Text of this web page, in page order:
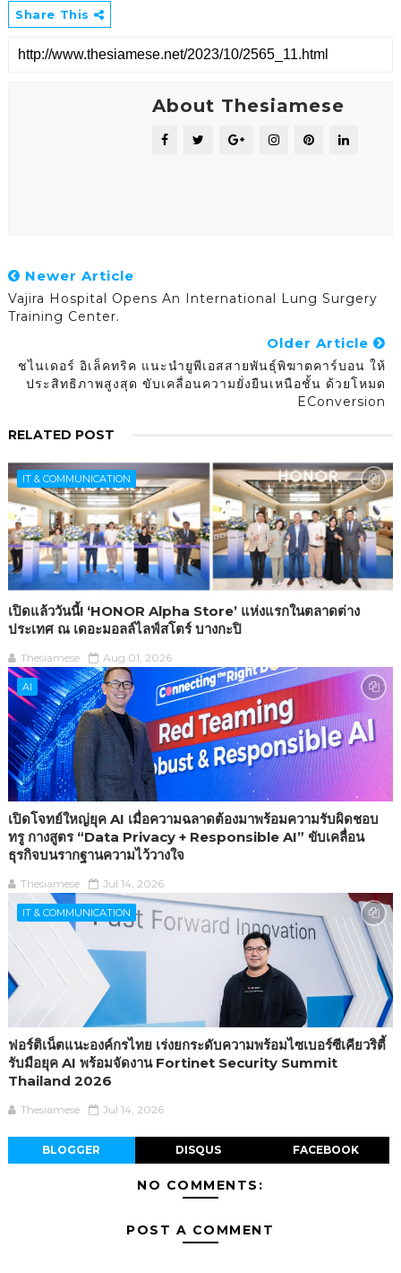
Share This
About Thesiamese
Newer Article
Vajira Hospital Opens An International Lung Surgery
Training Center.
Older Article
ชไนเดอร์ อิเล็คทริค แนะนำยูพีเอสสายพันธุ์พิฆาตคาร์บอน ให้
ประสิทธิภาพสูงสุด ขับเคลื่อนความยั่งยืนเหนือชั้น ด้วยโหมด
EConversion
RELATED POST
IT & COMMUNICATION
เปิดแล้ววันนี้! ‘HONOR Alpha Store’ แห่งแรกในตลาดต่าง
ประเทศ ณ เดอะมอลล์ไลฟ์สโตร์ บางกะปิ
Thesiamese Aug 01, 2026
AI
เปิดโจทย์ใหญ่ยุค AI เมื่อความฉลาดต้องมาพร้อมความรับผิดชอบ
ทรู กางสูตร “Data Privacy + Responsible AI” ขับเคลื่อน
ธุรกิจบนรากฐานความไว้วางใจ
Thesiamese Jul 14, 2026
IT & COMMUNICATION
ฟอร์ติเน็ตแนะองค์กรไทย เร่งยกระดับความพร้อมไซเบอร์ซีเคียวริตี้
รับมือยุค AI พร้อมจัดงาน Fortinet Security Summit
Thailand 2026
Thesiamese Jul 14, 2026
BLOGGER DISQUS FACEBOOK
NO COMMENTS:
POST A COMMENT